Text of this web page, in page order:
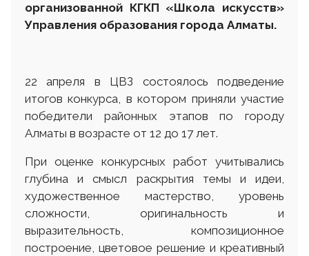
организованной КГКП «Школа искусств»
Управления образования города Алматы.
22 апреля в ЦВЗ состоялось подведение
итогов конкурса, в котором приняли участие
победители районных этапов по городу
Алматы в возрасте от 12 до 17 лет.
При оценке конкурсных работ учитывались
глубина и смысл раскрытия темы и идеи,
художественное мастерство, уровень
сложности, оригинальность и
выразительность, композиционное
построение, цветовое решение и креативный